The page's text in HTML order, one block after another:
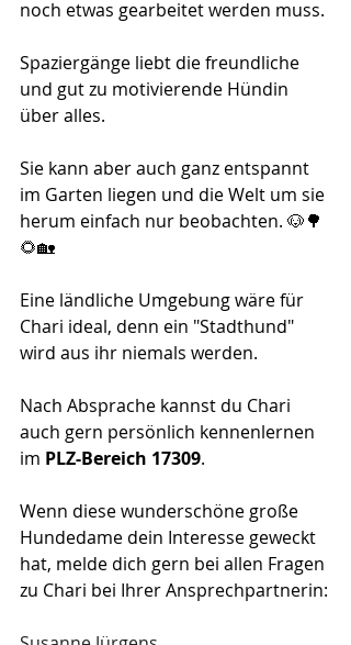
noch etwas gearbeitet werden muss.
Spaziergänge liebt die freundliche
und gut zu motivierende Hündin
über alles.
Sie kann aber auch ganz entspannt
im Garten liegen und die Welt um sie
herum einfach nur beobachten. 🐶🌳
🌻🏡
Eine ländliche Umgebung wäre für
Chari ideal, denn ein "Stadthund"
wird aus ihr niemals werden.
Nach Absprache kannst du Chari
auch gern persönlich kennenlernen
im PLZ-Bereich 17309.
Wenn diese wunderschöne große
Hundedame dein Interesse geweckt
hat, melde dich gern bei allen Fragen
zu Chari bei Ihrer Ansprechpartnerin: